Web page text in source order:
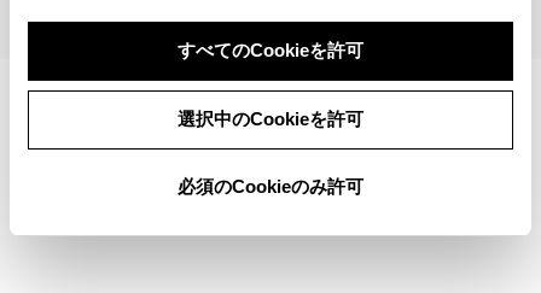
すべてのCookieを許可
選択中のCookieを許可
必須のCookieのみ許可
©1995-2026 TOYOTA MOTOR CORPORATION. ALL RIGHTS RESERVED.